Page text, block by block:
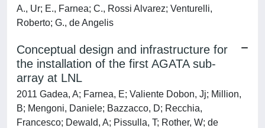
A., Ur; E., Farnea; C., Rossi Alvarez; Venturelli,
Roberto; G., de Angelis
Conceptual design and infrastructure for
the installation of the first AGATA sub-
array at LNL
2011 Gadea, A; Farnea, E; Valiente Dobon, Jj; Million,
B; Mengoni, Daniele; Bazzacco, D; Recchia,
Francesco; Dewald, A; Pissulla, T; Rother, W; de